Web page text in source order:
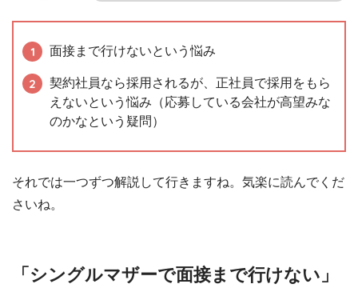
面接まで行けないという悩み
契約社員なら採用されるが、正社員で採用をもら
えないという悩み（応募している会社が高望みな
のかなという疑問）
それでは一つずつ解説して行きますね。気楽に読んでくだ
さいね。
「シングルマザーで面接まで行けない」